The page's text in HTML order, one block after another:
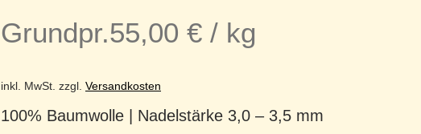
Grundpr.55,00 € / kg
inkl. MwSt. zzgl. Versandkosten
100% Baumwolle | Nadelstärke 3,0 – 3,5 mm